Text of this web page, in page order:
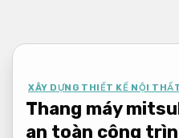
nội
XÂY DỰNG THIẾT KẾ NỘI
Thang máy
an toàn công